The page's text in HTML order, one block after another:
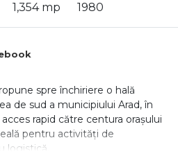
1,354 mp 1980
spre închiriere o hală
de sud a municipiului Arad, în
rapid către centura orașului
pentru activități de
logistică.